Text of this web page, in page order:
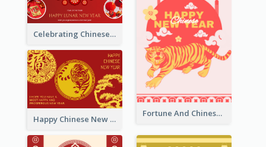
Celebrating Chinese New Year Greeting Card
Fortune And Chinese New Year Greeting Card
Happy Chinese New Year Greeting Card With Circle illustrations